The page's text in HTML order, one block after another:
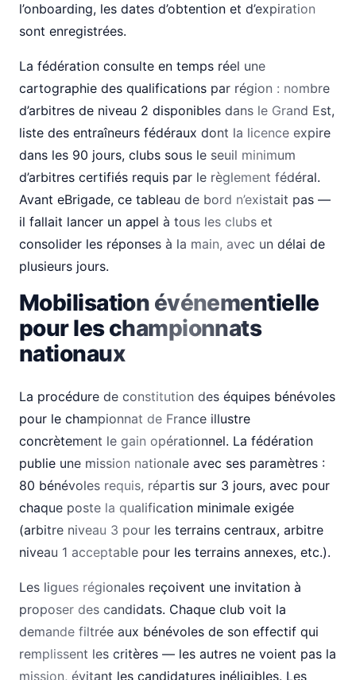
l’onboarding, les dates d’obtention et d’expiration
sont enregistrées.
La fédération consulte en temps réel une
cartographie des qualifications par région : nombre
d’arbitres de niveau 2 disponibles dans le Grand Est,
liste des entraîneurs fédéraux dont la licence expire
dans les 90 jours, clubs sous le seuil minimum
d’arbitres certifiés requis par le règlement fédéral.
Avant eBrigade, ce tableau de bord n’existait pas —
il fallait lancer un appel à tous les clubs et
consolider les réponses à la main, avec un délai de
plusieurs jours.
Mobilisation événementielle
pour les championnats
nationaux
La procédure de constitution des équipes bénévoles
pour le championnat de France illustre
concrètement le gain opérationnel. La fédération
publie une mission nationale avec ses paramètres :
80 bénévoles requis, répartis sur 3 jours, avec pour
chaque poste la qualification minimale exigée
(arbitre niveau 3 pour les terrains centraux, arbitre
niveau 1 acceptable pour les terrains annexes, etc.).
Les ligues régionales reçoivent une invitation à
proposer des candidats. Chaque club voit la
demande filtrée aux bénévoles de son effectif qui
remplissent les critères — les autres ne voient pas la
mission, évitant les candidatures inéligibles. Les